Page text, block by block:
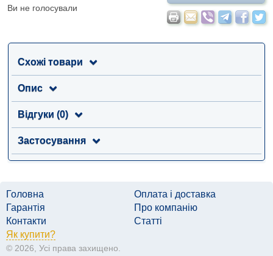
Ви не голосували
Схожі товари
Опис
Відгуки (0)
Застосування
Головна
Оплата і доставка
Гарантія
Про компанію
Контакти
Статті
Як купити?
© 2026, Усі права захищено.